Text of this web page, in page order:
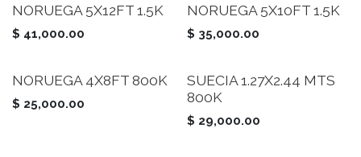
NORUEGA 5X12FT 1.5K
$ 41,000.00
NORUEGA 5X10FT 1.5K
$ 35,000.00
NORUEGA 4X8FT 800K
$ 25,000.00
SUECIA 1.27X2.44 MTS
800K
$ 29,000.00